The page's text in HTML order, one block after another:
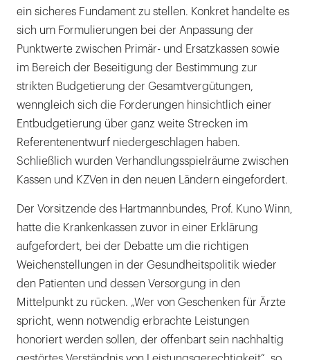
ein sicheres Fundament zu stellen. Konkret handelte es
sich um Formulierungen bei der Anpassung der
Punktwerte zwischen Primär- und Ersatzkassen sowie
im Bereich der Beseitigung der Bestimmung zur
strikten Budgetierung der Gesamtvergütungen,
wenngleich sich die Forderungen hinsichtlich einer
Entbudgetierung über ganz weite Strecken im
Referentenentwurf niedergeschlagen haben.
Schließlich wurden Verhandlungsspielräume zwischen
Kassen und KZVen in den neuen Ländern eingefordert.
Der Vorsitzende des Hartmannbundes, Prof. Kuno Winn,
hatte die Krankenkassen zuvor in einer Erklärung
aufgefordert, bei der Debatte um die richtigen
Weichenstellungen in der Gesundheitspolitik wieder
den Patienten und dessen Versorgung in den
Mittelpunkt zu rücken. „Wer von Geschenken für Ärzte
spricht, wenn notwendig erbrachte Leistungen
honoriert werden sollen, der offenbart sein nachhaltig